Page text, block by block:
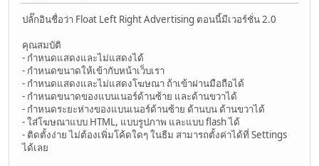
ปลั๊กอินชื่อว่า Float Left Right Advertising ตอนนี้มีเวอร์ชั่น 2.0
คุณสมบัติ
- กำหนดแสดงและไม่แสดงได้
- กำหนดขนาดให้เข้ากับหน้าเว็บเรา
- กำหนดแสดงและไม่แสดงโฆษณา ถ้าเข้าผ่านมือถือได้
- กำหนดขนาดของแบนเนอร์ด้านซ้าย และด้านขวาได้
- กำหนดระยะห่างของแบนเนอร์ด้านซ้าย ด้านบน ด้านขวาได้
- ใส่โฆษณาแบบ HTML, แบบรูปภาพ และแบบ flash ได้
- ติดตั้งง่าย ไม่ต้องเพิ่มโค้ดใดๆ ในธีม สามารถตั้งค่าได้ที่ Settings
ได้เลย